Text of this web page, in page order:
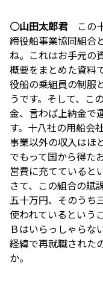
○山田太郎君この十
締役船事業協同組合
ね。これはお手元の
概要をまとめた資料
役船の乗組員の制服
うです。そして、こ
金、言わば上納金で
す。十八社の用船会
事業以外の収入はほ
でもって国から得た
営費に充てていると
さて、この組合の賦
五十万円、そのうち
使われているという
Ｂはいらっしゃらな
経緯で再就職された
か。